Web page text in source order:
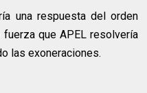
una respuesta del orden
que APEL resolvería
las exoneraciones.